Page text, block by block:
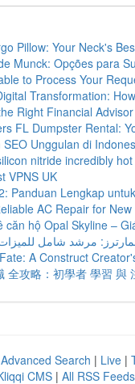
Pillow: Your Neck's
Munck: Opções para
to Process Your
Transformation:
Right Financial
FL Dumpster Rental:
SEO Unggulan di
nitride incredibly
VPNS UK
Panduan Lengkap
AC Repair for
căn hộ Opal Skyline –
مرشد شامل للميزات
A Construct
全攻略：初學者 學習 與
Advanced Search | Live |
CMS | All RSS Feeds